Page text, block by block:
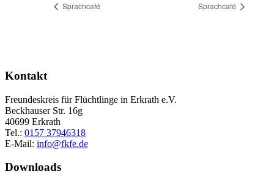
Sprachcafé Sprachcafé
Kontakt
Freundeskreis für Flüchtlinge in Erkrath e.V.
Beckhauser Str. 16g
40699 Erkrath
Tel.: 0157 37946318
E-Mail: info@fkfe.de
Downloads